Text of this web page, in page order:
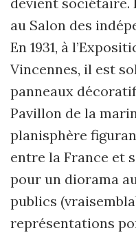
au Salon des
En 1931, à
Vincennes, il est
panneaux
Pavillon de la
planisphère
entre la France et
pour un diorama
publics
représentations